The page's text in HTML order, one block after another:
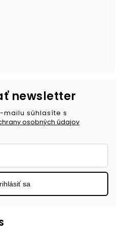
newsletter
mailu súhlasíte s
osobných údajov
sa